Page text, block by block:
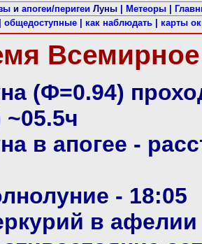
и апогеи/перигеи Луны | Метеоры
общедоступные как наблюдать карты
Всемирное
(Ф=0.94)
~05.5ч
в апогее -
- 18:05
в афелии